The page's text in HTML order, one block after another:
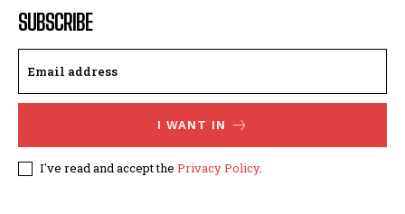
SUBSCRIBE
I WANT IN
I've read and accept the Privacy Policy.